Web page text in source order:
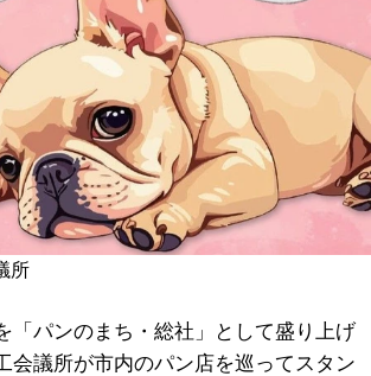
所
「パンのまち・総社」として盛り上げ
会議所が市内のパン店を巡ってスタン